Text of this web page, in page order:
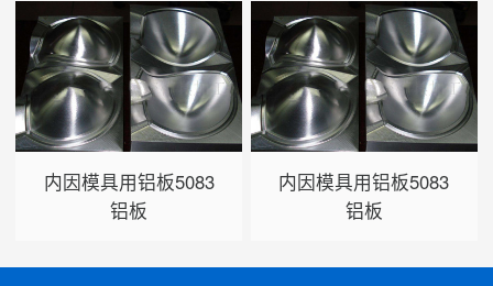
内因模具用铝板5083
铝板
内因模具用铝板5083
铝板